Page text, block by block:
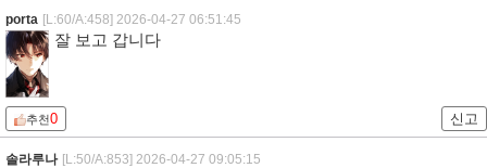
porta [L:60/A:458] 2026-04-27 06:51:45
잘 보고 갑니다
추천0 신고
솔라루나 [L:50/A:853] 2026-04-27 09:05:15